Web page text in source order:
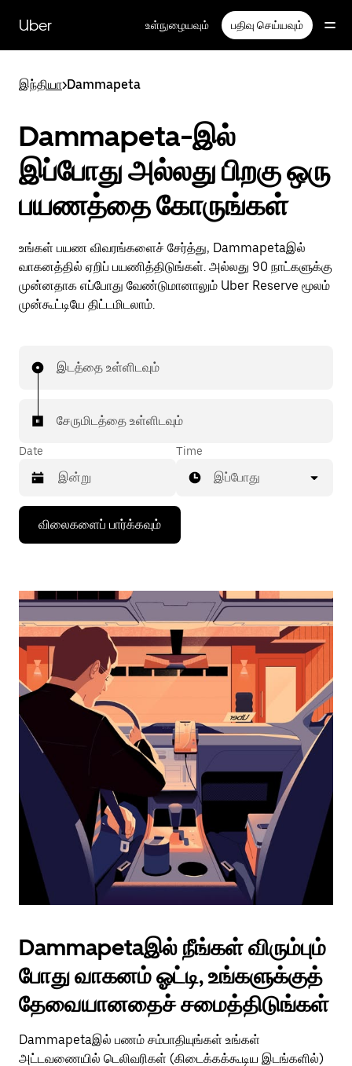
பக்கத்திற்குச்
செல்லவும்
Uber உள்நுழையவும் பதிவு செய்யவும்
இந்தியா>Dammapeta
Dammapeta-இல்
இப்போது அல்லது பிறகு ஒரு
பயணத்தை கோருங்கள்
உங்கள் பயண விவரங்களைச் சேர்த்து, Dammapetaஇல்
வாகனத்தில் ஏறிப் பயணித்திடுங்கள். அல்லது 90 நாட்களுக்கு
முன்னதாக எப்போது வேண்டுமானாலும் Uber Reserve மூலம்
முன்கூட்டியே திட்டமிடலாம்.
இடத்தை உள்ளிடவும்
சேருமிடத்தை உள்ளிடவும்
Date
கீழ்நோக்கிய
அம்புக்குறியை
அழுத்தி
தேர்ந்தெடுக்கவும்.
மூட
எஸ்கேப்
பொத்தான்
அழுத்தவும்.
Time
இப்போது
விலைகளைப் பார்க்கவும்
Dammapetaஇல் நீங்கள் விரும்பும்
போது வாகனம் ஓட்டி, உங்களுக்குத்
தேவையானதைச் சமைத்திடுங்கள்
Dammapetaஇல் பணம் சம்பாதியுங்கள் உங்கள்
அட்டவணையில் டெலிவரிகள் (கிடைக்கக்கூடிய இடங்களில்)